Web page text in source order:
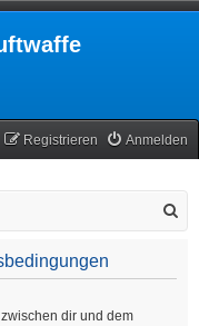
Anmelden
Registrieren
dir und dem